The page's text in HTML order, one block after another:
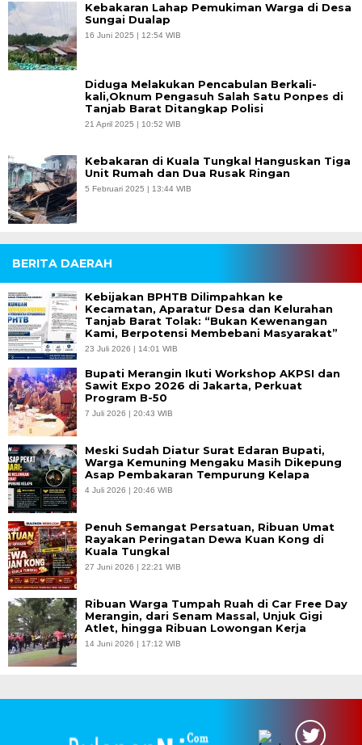
Kebakaran Lahap Pemukiman Warga di Desa
Sungai Dualap
16 Juni 2025 | 12:54 WIB
Diduga Melakukan Pencabulan Berkali-
kali,Oknum Pengasuh Salah Satu Ponpes di
Tanjab Barat Ditangkap Polisi
21 April 2025 | 10:52 WIB
Kebakaran di Kuala Tungkal Hanguskan Tiga
Unit Rumah dan Dua Rusak Ringan
5 Februari 2025 | 13:44 WIB
BERITA DAERAH
Kebijakan BPHTB Dilimpahkan ke
Kecamatan, Aparatur Desa dan Kelurahan
Tanjab Barat Tolak: “Bukan Kewenangan
Kami, Berpotensi Membebani Masyarakat”
23 Juli 2026 | 14:01 WIB
Bupati Merangin Ikuti Workshop AKPSI dan
Sawit Expo 2026 di Jakarta, Perkuat
Program B-50
7 Juli 2026 | 20:43 WIB
Meski Sudah Diatur Surat Edaran Bupati,
Warga Kemuning Mengaku Masih Dikepung
Asap Pembakaran Tempurung Kelapa
4 Juli 2026 | 20:46 WIB
Penuh Semangat Persatuan, Ribuan Umat
Rayakan Peringatan Dewa Kuan Kong di
Kuala Tungkal
27 Juni 2026 | 22:21 WIB
Ribuan Warga Tumpah Ruah di Car Free Day
Merangin, dari Senam Massal, Unjuk Gigi
Atlet, hingga Ribuan Lowongan Kerja
14 Juni 2026 | 17:12 WIB